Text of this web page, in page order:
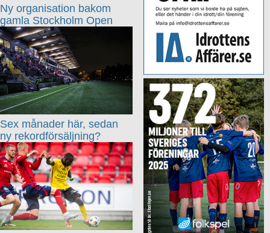
Ny organisation bakom
gamla Stockholm Open
Sex månader här, sedan
ny rekordförsäljning?